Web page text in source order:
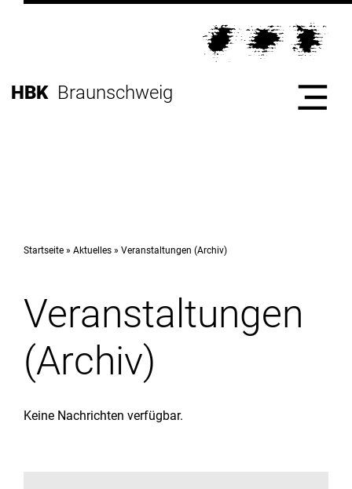
Inhalt
zur
Direkt
HBK Braunschweig
Hochschule
Studium
Institute
Forschung
Startseite Aktuelles Veranstaltungen (Archiv)
Veranstaltungen
(Archiv)
Keine Nachrichten verfügbar.